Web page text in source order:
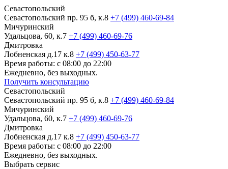
Севастопольский
Севастопольский пр. 95 б, к.8 +7 (499) 460-69-84
Мичуринский
Удальцова, 60, к.7 +7 (499) 460-69-76
Дмитровка
Лобненская д.17 к.8 +7 (499) 450-63-77
Время работы: с 08:00 до 22:00
Ежедневно, без выходных.
Получить консультацию
Севастопольский
Севастопольский пр. 95 б, к.8 +7 (499) 460-69-84
Мичуринский
Удальцова, 60, к.7 +7 (499) 460-69-76
Дмитровка
Лобненская д.17 к.8 +7 (499) 450-63-77
Время работы: с 08:00 до 22:00
Ежедневно, без выходных.
Выбрать сервис